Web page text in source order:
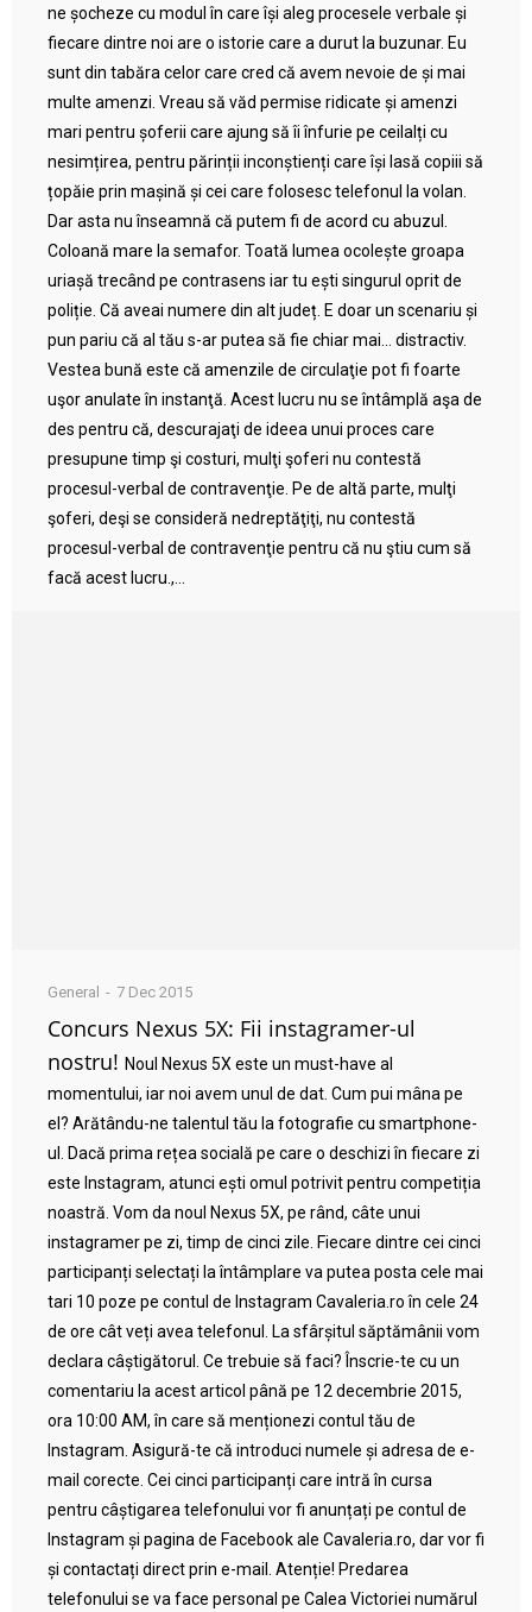
ne șocheze cu modul în care își aleg procesele verbale și
fiecare dintre noi are o istorie care a durut la buzunar. Eu
sunt din tabăra celor care cred că avem nevoie de și mai
multe amenzi. Vreau să văd permise ridicate și amenzi
mari pentru șoferii care ajung să îi înfurie pe ceilalți cu
nesimțirea, pentru părinții inconștienți care își lasă copiii să
țopăie prin mașină și cei care folosesc telefonul la volan.
Dar asta nu înseamnă că putem fi de acord cu abuzul.
Coloană mare la semafor. Toată lumea ocolește groapa
uriașă trecând pe contrasens iar tu ești singurul oprit de
poliție. Că aveai numere din alt județ. E doar un scenariu și
pun pariu că al tău s-ar putea să fie chiar mai… distractiv.
Vestea bună este că amenzile de circulaţie pot fi foarte
uşor anulate în instanţă. Acest lucru nu se întâmplă aşa de
des pentru că, descurajaţi de ideea unui proces care
presupune timp şi costuri, mulţi şoferi nu contestă
procesul-verbal de contravenţie. Pe de altă parte, mulţi
şoferi, deşi se consideră nedreptăţiţi, nu contestă
procesul-verbal de contravenţie pentru că nu ştiu cum să
facă acest lucru.,...
General 7 Dec 2015
Concurs Nexus 5X: Fii instagramer-ul
nostru! Noul Nexus 5X este un must-have al
momentului, iar noi avem unul de dat. Cum pui mâna pe
el? Arătându-ne talentul tău la fotografie cu smartphone-
ul. Dacă prima rețea socială pe care o deschizi în fiecare zi
este Instagram, atunci ești omul potrivit pentru competiția
noastră. Vom da noul Nexus 5X, pe rând, câte unui
instagramer pe zi, timp de cinci zile. Fiecare dintre cei cinci
participanți selectați la întâmplare va putea posta cele mai
tari 10 poze pe contul de Instagram Cavaleria.ro în cele 24
de ore cât veți avea telefonul. La sfârșitul săptămânii vom
declara câștigătorul. Ce trebuie să faci? Înscrie-te cu un
comentariu la acest articol până pe 12 decembrie 2015,
ora 10:00 AM, în care să menționezi contul tău de
Instagram. Asigură-te că introduci numele și adresa de e-
mail corecte. Cei cinci participanți care intră în cursa
pentru câștigarea telefonului vor fi anunțați pe contul de
Instagram și pagina de Facebook ale Cavaleria.ro, dar vor fi
și contactați direct prin e-mail. Atenție! Predarea
telefonului se va face personal pe Calea Victoriei numărul